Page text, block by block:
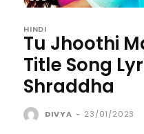
HINDI
Tu Jhoothi
Title Song
Shraddha
DIVYA - 23/01/2023